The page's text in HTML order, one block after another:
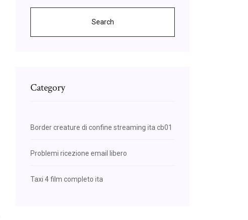
Search
Category
Border creature di confine streaming ita cb01
Problemi ricezione email libero
Taxi 4 film completo ita